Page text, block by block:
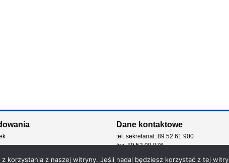
Dane kontaktowe
tel. sekretariat: 89 52 61 900
fax: 89 53 99 876
korzystania z naszej witryny. Jeśli nadal będziesz korzystać z tej